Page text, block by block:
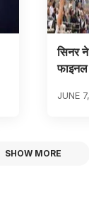
सिनर
फाइनल
JUNE
SHOW MORE